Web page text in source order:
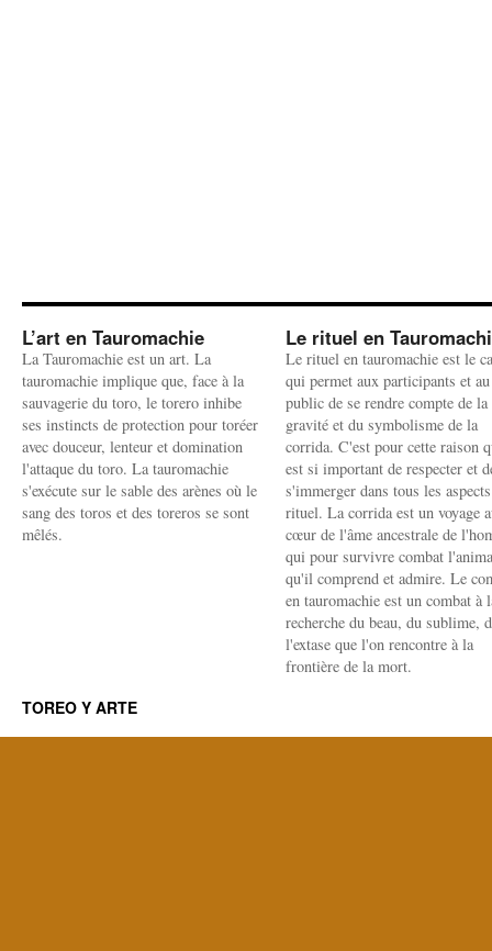
L’art en Tauromachie
La Tauromachie est un art. La
tauromachie implique que, face à la
sauvagerie du toro, le torero inhibe
ses instincts de protection pour toréer
avec douceur, lenteur et domination
l'attaque du toro. La tauromachie
s'exécute sur le sable des arènes où le
sang des toros et des toreros se sont
mêlés.
Le rituel en
Le rituel en tauromachie est le
qui permet aux participants et au
public de se rendre compte de la
gravité et du symbolisme de la
corrida. C'est pour cette raison
est si important de respecter et
s'immerger dans tous les
rituel. La corrida est un voyage
cœur de l'âme ancestrale de
qui pour survivre combat
qu'il comprend et admire. Le
en tauromachie est un combat à
recherche du beau, du sublime,
l'extase que l'on rencontre à la
frontière de la mort.
TOREO Y ARTE